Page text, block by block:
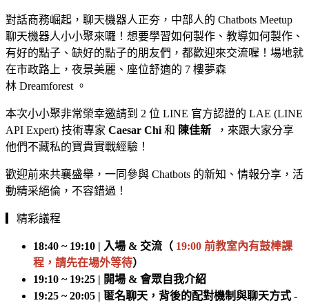
對話商務崛起，聊天機器人正夯，中部人的 Chatbots Meetup
聊天機器人小小聚來囉！想要學習如何製作、教導如何製作、
有好的點子、缺好的點子的朋友們，都歡迎來交流喔！場地就
在市政路上，夜景美麗、座位舒適的 7 樓夢森
林 Dreamforest 。
本次小小聚非常榮幸邀請到 2 位 LINE 官方認證的 LAE (LINE
API Expert) 技術專家 Caesar Chi 和 陳佳新
，來跟大家分享
他們不藏私的寶貴實戰經驗！
歡迎前來共襄盛舉，一同參與 Chatbots 的新知、情報分享，活
動精采絕倫，不容錯過！
▎精彩議程
18:40 ~ 19:10 | 入場 & 交流（ 19:00 前教室內有鼓棒課
程，請先在場外等待）
19:10 ~ 19:25 | 開場 & 會眾自我介紹
19:25 ~ 20:05 | 匿名聊天，背後的配對機制與聊天方式 -